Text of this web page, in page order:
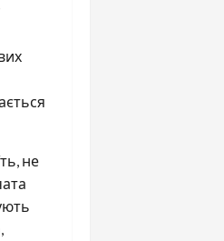
не